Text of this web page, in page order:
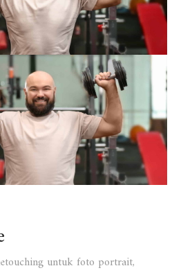
untuk foto portrait,